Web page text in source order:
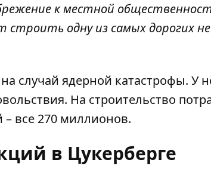
к местной
строить одну из самых дорогих
случай ядерной катастрофы. У
На строительство
все 270 миллионов.
в Цукерберге